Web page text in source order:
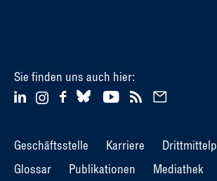
Sie finden uns auch hier:
Geschäftsstelle Karriere
Glossar
Publikationen Mediathek